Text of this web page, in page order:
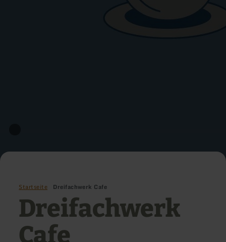
Startseite Dreifachwerk Cafe
Dreifachwerk
Cafe